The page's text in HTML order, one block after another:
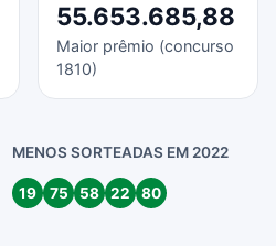
55.653.685,88
Maior prêmio (concurso
1810)
MENOS SORTEADAS EM 2022
19 75 58 22 80